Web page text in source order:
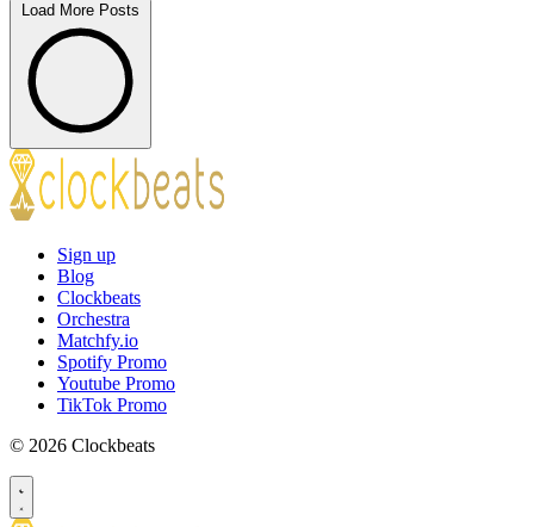
Load More Posts
Sign up
Blog
Clockbeats
Orchestra
Matchfy.io
Spotify Promo
Youtube Promo
TikTok Promo
© 2026 Clockbeats